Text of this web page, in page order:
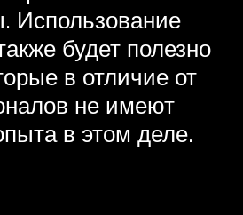
Использование
будет полезно
в отличие от
не имеют
в этом деле.